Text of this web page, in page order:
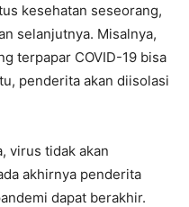
kesehatan seseorang,
selanjutnya. Misalnya,
terpapar COVID-19 bisa
penderita akan diisolasi
virus tidak akan
akhirnya penderita
dapat berakhir.